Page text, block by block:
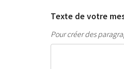
Texte de votre
Pour créer des